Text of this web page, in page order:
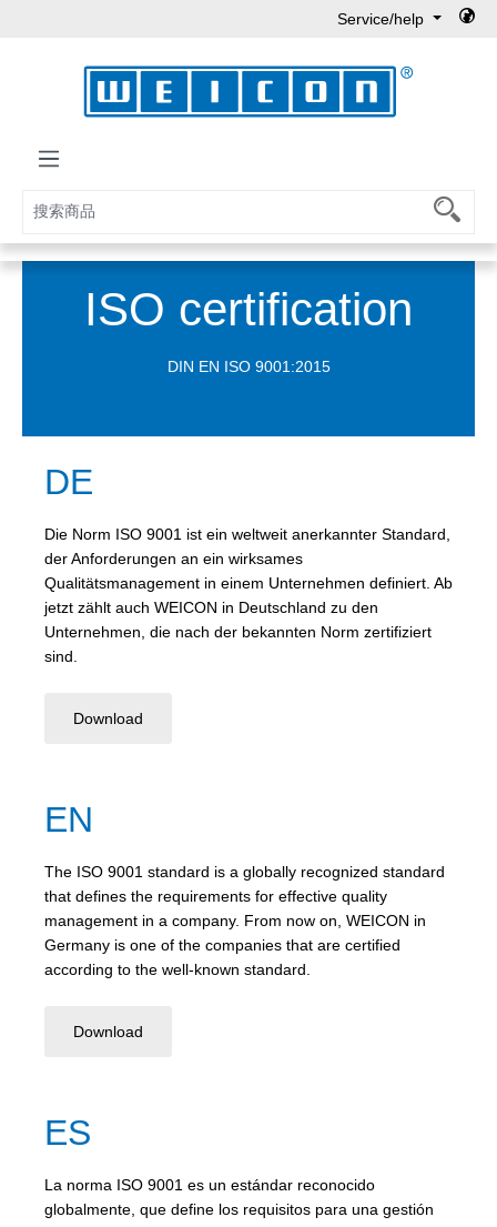
Service/help
ISO certification
DIN EN ISO 9001:2015
DE
Die Norm ISO 9001 ist ein weltweit anerkannter Standard,
der Anforderungen an ein wirksames
Qualitätsmanagement in einem Unternehmen definiert. Ab
jetzt zählt auch WEICON in Deutschland zu den
Unternehmen, die nach der bekannten Norm zertifiziert
sind.
Download
EN
The ISO 9001 standard is a globally recognized standard
that defines the requirements for effective quality
management in a company. From now on, WEICON in
Germany is one of the companies that are certified
according to the well-known standard.
Download
ES
La norma ISO 9001 es un estándar reconocido
globalmente, que define los requisitos para una gestión